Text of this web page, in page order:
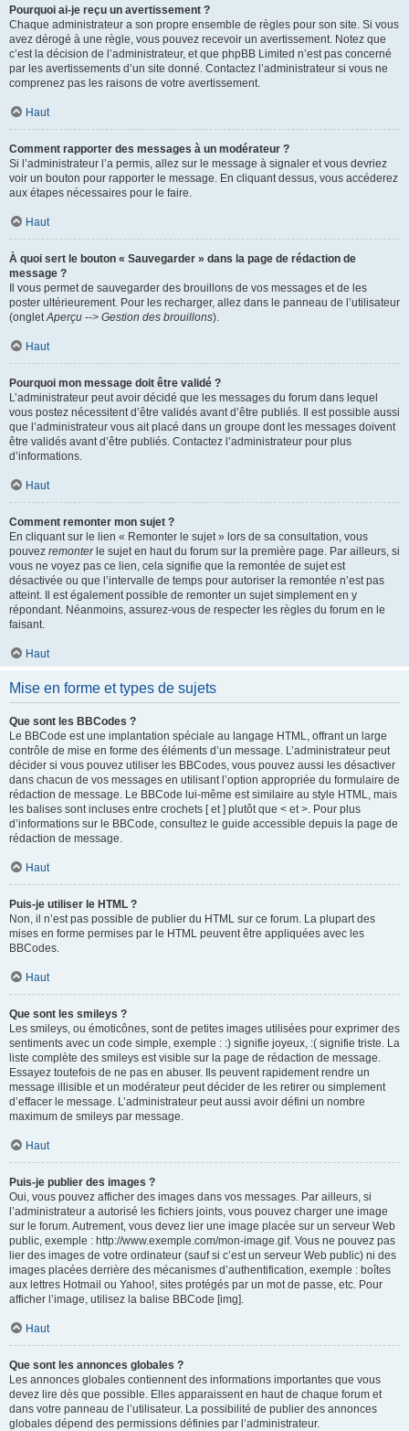
Pourquoi ai-je reçu un avertissement ?
Chaque administrateur a son propre ensemble de règles pour son site. Si vous
avez dérogé à une règle, vous pouvez recevoir un avertissement. Notez que
c’est la décision de l’administrateur, et que phpBB Limited n’est pas concerné
par les avertissements d’un site donné. Contactez l’administrateur si vous ne
comprenez pas les raisons de votre avertissement.
Haut
Comment rapporter des messages à un modérateur ?
Si l’administrateur l’a permis, allez sur le message à signaler et vous devriez
voir un bouton pour rapporter le message. En cliquant dessus, vous accéderez
aux étapes nécessaires pour le faire.
Haut
À quoi sert le bouton « Sauvegarder » dans la page de rédaction de
message ?
Il vous permet de sauvegarder des brouillons de vos messages et de les
poster ultérieurement. Pour les recharger, allez dans le panneau de l’utilisateur
(ongletAperçu --> Gestion des brouillons).
Haut
Pourquoi mon message doit être validé ?
L’administrateur peut avoir décidé que les messages du forum dans lequel
vous postez nécessitent d’être validés avant d’être publiés. Il est possible aussi
que l’administrateur vous ait placé dans un groupe dont les messages doivent
être validés avant d’être publiés. Contactez l’administrateur pour plus
d’informations.
Haut
Comment remonter mon sujet ?
En cliquant sur le lien « Remonter le sujet » lors de sa consultation, vous
pouvez remonterle sujet en haut du forum sur la première page. Par ailleurs, si
vous ne voyez pas ce lien, cela signifie que la remontée de sujet est
désactivée ou que l’intervalle de temps pour autoriser la remontée n’est pas
atteint. Il est également possible de remonter un sujet simplement en y
répondant. Néanmoins, assurez-vous de respecter les règles du forum en le
faisant.
Haut
Mise en forme et types de sujets
Que sont les BBCodes ?
Le BBCode est une implantation spéciale au langage HTML, offrant un large
contrôle de mise en forme des éléments d’un message. L’administrateur peut
décider si vous pouvez utiliser les BBCodes, vous pouvez aussi les désactiver
dans chacun de vos messages en utilisant l’option appropriée du formulaire de
rédaction de message. Le BBCode lui-même est similaire au style HTML, mais
les balises sont incluses entre crochets [ et ] plutôt que < et >. Pour plus
d’informations sur le BBCode, consultez le guide accessible depuis la page de
rédaction de message.
Haut
Puis-je utiliser le HTML ?
Non, il n’est pas possible de publier du HTML sur ce forum. La plupart des
mises en forme permises par le HTML peuvent être appliquées avec les
BBCodes.
Haut
Que sont les smileys ?
Les smileys, ou émoticônes, sont de petites images utilisées pour exprimer des
sentiments avec un code simple, exemple : :) signifie joyeux, :( signifie triste. La
liste complète des smileys est visible sur la page de rédaction de message.
Essayez toutefois de ne pas en abuser. Ils peuvent rapidement rendre un
message illisible et un modérateur peut décider de les retirer ou simplement
d’effacer le message. L’administrateur peut aussi avoir défini un nombre
maximum de smileys par message.
Haut
Puis-je publier des images ?
Oui, vous pouvez afficher des images dans vos messages. Par ailleurs, si
l’administrateur a autorisé les fichiers joints, vous pouvez charger une image
sur le forum. Autrement, vous devez lier une image placée sur un serveur Web
public, exemple : http://www.exemple.com/mon-image.gif. Vous ne pouvez pas
lier des images de votre ordinateur (sauf si c’est un serveur Web public) ni des
images placées derrière des mécanismes d’authentification, exemple : boîtes
aux lettres Hotmail ou Yahoo!, sites protégés par un mot de passe, etc. Pour
afficher l’image, utilisez la balise BBCode [img].
Haut
Que sont les annonces globales ?
Les annonces globales contiennent des informations importantes que vous
devez lire dès que possible. Elles apparaissent en haut de chaque forum et
dans votre panneau de l’utilisateur. La possibilité de publier des annonces
globales dépend des permissions définies par l’administrateur.